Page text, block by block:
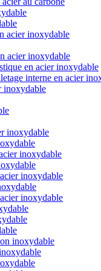
acier inoxydable
acier inoxydable
en acier inoxydable
interne en acier
inoxydable
inoxydable
inoxydable
inoxydable
inoxydable
inoxydable